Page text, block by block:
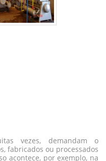
vezes, demandam o
fabricados ou processados
acontece, por exemplo, na